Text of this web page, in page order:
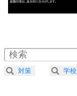
4
2.0倍速 （
2.5倍速 （
3.0倍速 （
対策 学校